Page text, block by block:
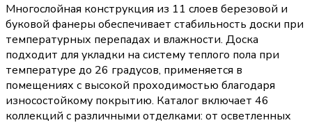
Многослойная конструкция из 11 слоев березовой и
буковой фанеры обеспечивает стабильность доски при
температурных перепадах и влажности. Доска
подходит для укладки на систему теплого пола при
температуре до 26 градусов, применяется в
помещениях с высокой проходимостью благодаря
износостойкому покрытию. Каталог включает 46
коллекций с различными отделками: от осветленных